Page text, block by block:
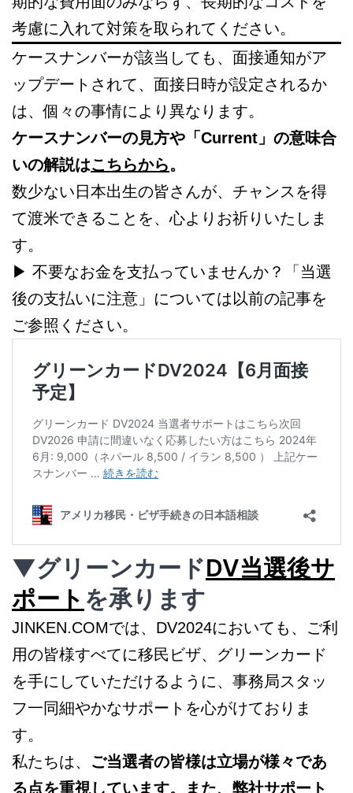
考慮に入れて対策を取られてください。
ケースナンバーが該当しても、面接通知がア
ップデートされて、面接日時が設定されるか
は、個々の事情により異なります。
ケースナンバーの見方や「Current」の意味合
いの解説はこちらから。
数少ない日本出生の皆さんが、チャンスを得
て渡米できることを、心よりお祈りいたしま
す。
▶︎ 不要なお金を支払っていませんか？「当選
後の支払いに注意」については以前の記事を
ご参照ください。
▼グリーンカードDV当選後サ
ポート を承ります
JINKEN.COMでは、DV2024においても、ご利
用の皆様すべてに移民ビザ、グリーンカード
を手にしていただけるように、事務局スタッ
フ一同細やかなサポートを心がけておりま
す。
私たちは、 ご当選者の皆様は立場が様々であ
る点を重視しています。また、弊社サポート